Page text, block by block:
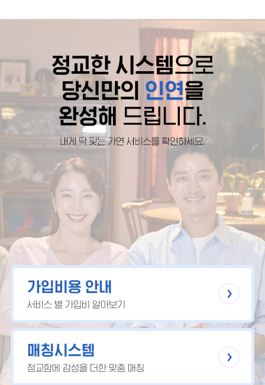
가입비용 안내
서비스 별 가입비 알아보기
매칭시스템
정교함에 감성을 더한 맞춤 매칭